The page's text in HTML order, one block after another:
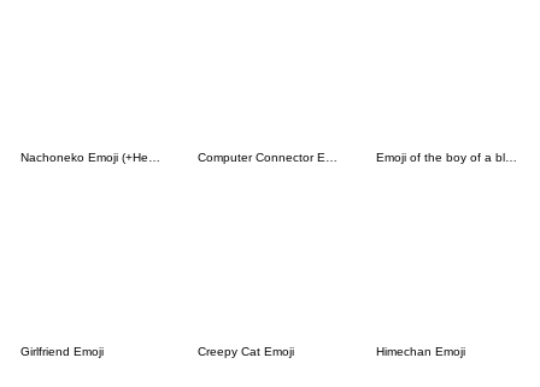
Emoji of the boy of a black cat2
Girlfriend Emoji Creepy Cat Emoji Himechan Emoji